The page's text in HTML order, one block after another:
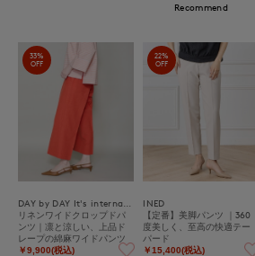
Recommend
33%
OFF
リネンワイドクロップドパ
ンツ｜凛と涼しい、上品ド
レープの綿麻ワイドパンツ
￥9,900(税込)
22%
OFF
INED
【定番】美脚パンツ ｜360
度美しく、至高の快適テー
パード
￥15,400(税込)